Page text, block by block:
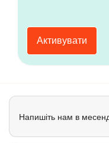
Активувати
Напишіть нам в